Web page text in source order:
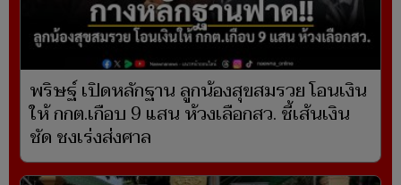
พริษฐ์ เปิดหลักฐาน ลูกน้องสุขสมรวย โอนเงิน
ให้ กกต.เกือบ 9 แสน ห้วงเลือกสว. ชี้เส้นเงิน
ชัด ชงเร่งส่งศาล